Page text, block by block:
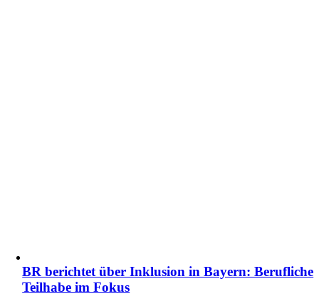
BR berichtet über Inklusion in Bayern: Berufliche
Teilhabe im Fokus